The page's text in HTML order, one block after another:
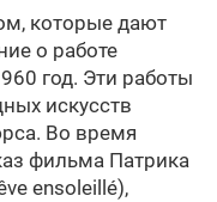
которые дают
о работе
год. Эти работы
искусств
Во время
фильма Патрика
ensoleillé),